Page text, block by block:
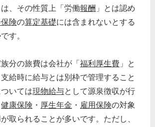
、その性質上「労働報酬 」とは認め
険の算定基礎には含まれないとする
す。
分の旅費は会社が「福利厚生費 」と
給時に給与とは別枠で管理すること
いては現物給与として源泉徴収が行
健康保険 ・ 厚生年金 ・ 雇用保険の対象
取られることが多いです。ただし、